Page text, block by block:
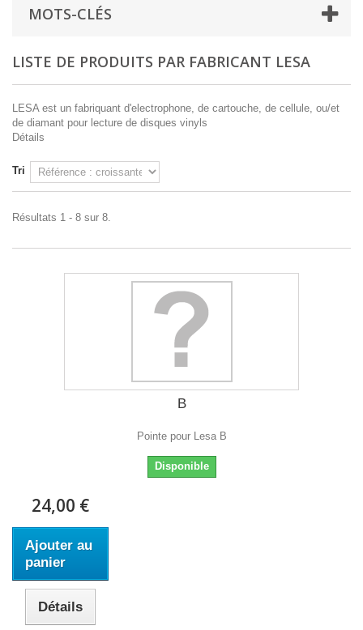
MOTS-CLÉS
LISTE DE PRODUITS PAR FABRICANT LESA
LESA est un fabriquant d'electrophone, de cartouche, de cellule, ou/et
de diamant pour lecture de disques vinyls
Détails
Tri
Résultats 1 - 8 sur 8.
B
Pointe pour Lesa B
Disponible
24,00 €
Ajouter au
panier
Détails